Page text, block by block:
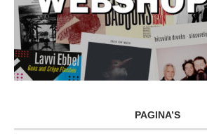
PAGINA’S